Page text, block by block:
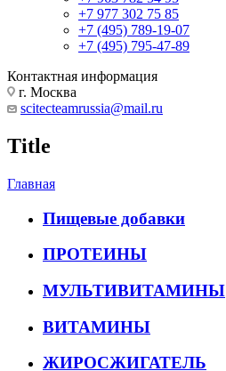
+7 977 302 75 85
+7 (495) 789-19-07
+7 (495) 795-47-89
Контактная информация
г. Москва
scitecteamrussia@mail.ru
Title
Главная
Пищевые добавки
ПРОТЕИНЫ
МУЛЬТИВИТАМИНЫ
ВИТАМИНЫ
ЖИРОСЖИГАТЕЛЬ